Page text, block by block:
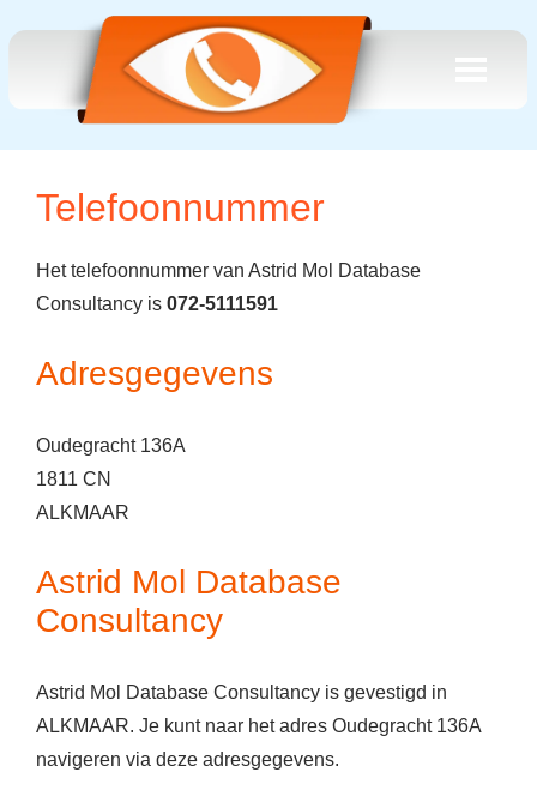
Telefoonnummer
Het telefoonnummer van Astrid Mol Database
Consultancy is 072-5111591
Adresgegevens
Oudegracht 136A
1811 CN
ALKMAAR
Astrid Mol Database
Consultancy
Astrid Mol Database Consultancy is gevestigd in
ALKMAAR. Je kunt naar het adres Oudegracht 136A
navigeren via deze adresgegevens.